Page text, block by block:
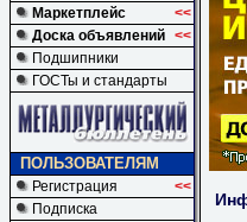
Маркетплейс
<<
Доска объявлений <<
Подшипники
ГОСТы и стандарты
ПОЛЬЗОВАТЕЛЯМ
Регистрация
<<
Подписка